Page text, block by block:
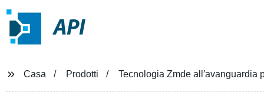
API
Casa Prodotti Tecnologia Zmde all′avanguardia